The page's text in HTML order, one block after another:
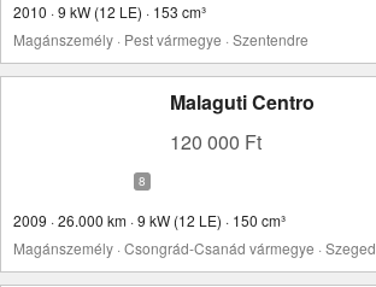
2010 · 9 kW (12 LE) · 153 cm³
Magánszemély · Pest vármegye · Szentendre
Malaguti Centro
120 000 Ft
2009 · 26.000 km · 9 kW (12 LE) · 150 cm³
Magánszemély · Csongrád-Csanád vármegye · Szeged